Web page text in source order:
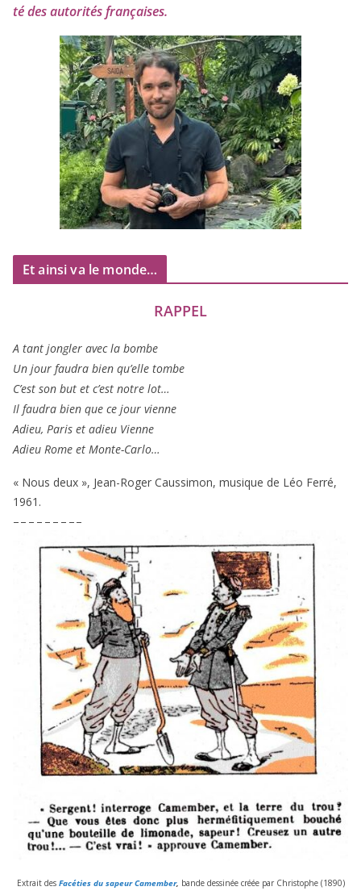
té des auto­ri­tés françaises.
Et ainsi va le monde…
RAPPEL
A tant jon­gler avec la bombe
Un jour fau­dra bien qu’elle tombe
C’est son but et c’est notre lot…
Il fau­dra bien que ce jour vienne
Adieu, Paris et adieu Vienne
Adieu Rome et Monte-Carlo…
« Nous deux », Jean-Roger Caussimon, musique de Léo Ferré,
1961 .
– – – – – – – – –
Extrait desFacéties du sapeur Camember, bande des­si­née créée par Christophe (1890)